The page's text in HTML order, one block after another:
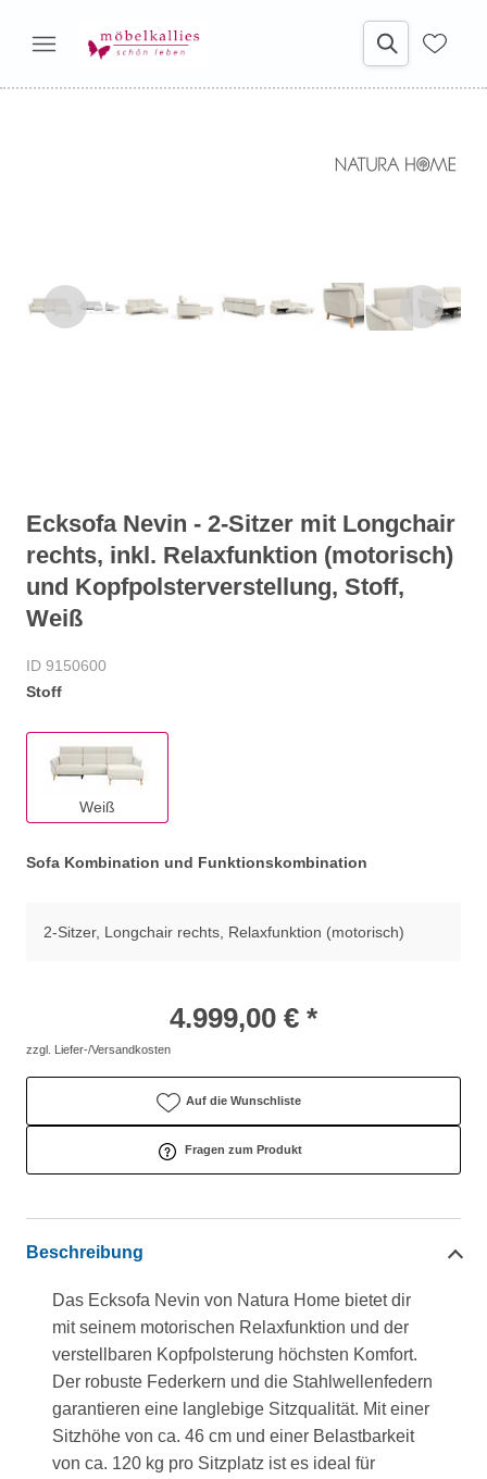
Ecksofa Nevin - 2-Sitzer mit Longchair
rechts, inkl. Relaxfunktion (motorisch)
und Kopfpolsterverstellung, Stoff,
Weiß
ID 9150600
Stoff
Weiß
Sofa Kombination und Funktionskombination
2-Sitzer, Longchair rechts, Relaxfunktion (motorisch)
4.999,00 € *
zzgl. Liefer-/Versandkosten
Auf die Wunschliste
Fragen zum Produkt
Beschreibung
Das Ecksofa Nevin von Natura Home bietet dir
mit seinem motorischen Relaxfunktion und der
verstellbaren Kopfpolsterung höchsten Komfort.
Der robuste Federkern und die Stahlwellenfedern
garantieren eine langlebige Sitzqualität. Mit einer
Sitzhöhe von ca. 46 cm und einer Belastbarkeit
von ca. 120 kg pro Sitzplatz ist es ideal für